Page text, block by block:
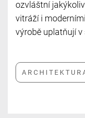
ozvláštní
vitráží i
výrobě uplatňují